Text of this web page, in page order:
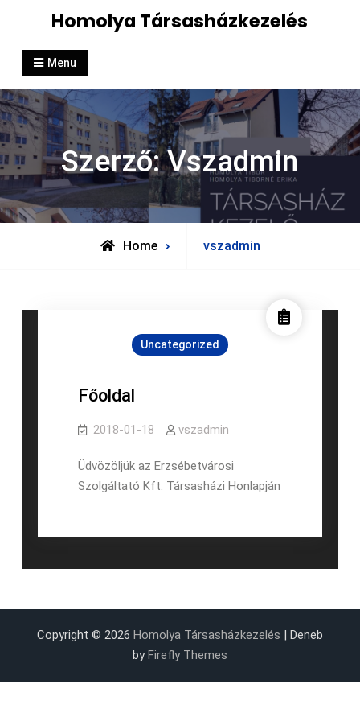
content
Homolya Társasházkezelés
Menu
Szerző:Vszadmin
Home
View
vszadmin
Uncategorized
Főoldal
2018-01-18 vszadmin
Üdvözöljük az Erzsébetvárosi
Szolgáltató Kft. Társasházi Honlapján
Copyright © 2026 Homolya Társasházkezelés | Deneb
byFirefly Themes